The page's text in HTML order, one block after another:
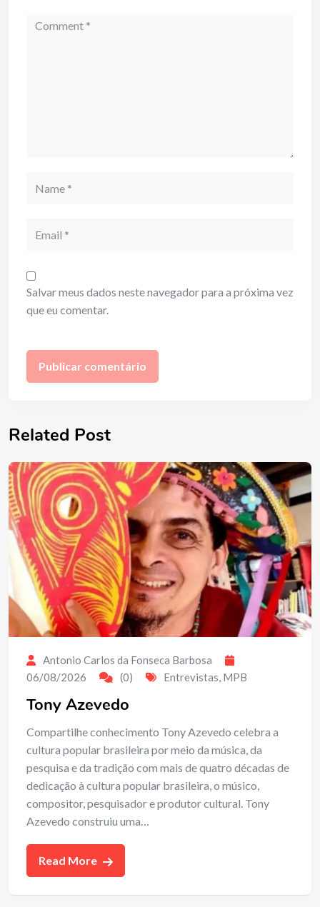
Comment
Salvar meus dados neste navegador para a próxima vez
que eu comentar.
Related Post
Antonio Carlos da Fonseca Barbosa
06/08/2026
(0) Entrevistas, MPB
Tony Azevedo
Compartilhe conhecimento Tony Azevedo celebra a
cultura popular brasileira por meio da música, da
pesquisa e da tradição com mais de quatro décadas de
dedicação à cultura popular brasileira, o músico,
compositor, pesquisador e produtor cultural. Tony
Azevedo construiu uma…
Read More